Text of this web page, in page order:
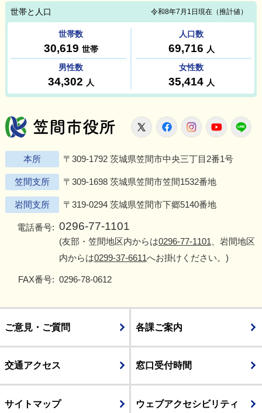
笠間市役所
X FacebookInstagram
本所 〒309-1792 茨城県笠間市中央三丁目2番1号
笠間支所 〒309-1698 茨城県笠間市笠間1532番地
岩間支所 〒319-0294 茨城県笠間市下郷5140番地
電話番号: 0296-77-1101
(友部・笠間地区内からは0296-77-1101 、岩間地区
内からは0299-37-6611へお掛けください。)
FAX番号: 0296-78-0612
ご意見・ご質問 各課ご案内
交通アクセス 窓口受付時間
サイトマップ ウェブアクセシビリティ